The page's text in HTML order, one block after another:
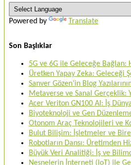
Powered by Translate
Son Başlıklar
5G ve 6G ile Geleceğe Bağlan:
Üretken Yapay Zeka: Geleceği
Sanver Gözen’in Blog
Metaverse ve Sanal Gerçeklik:
Acer Veriton GN100 AI: İş
Biyoteknoloji ve Gen
Otonom Araç Teknolojileri ve
Bulut Bilişim: İşletmeler ve
Robotların Dansı: Üretimden
Büyük Veri Analitiği: İş ve
Nesnelerin İnterneti (IoT) ile